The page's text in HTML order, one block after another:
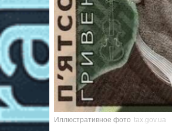
Иллюстративное фото tax.gov.ua